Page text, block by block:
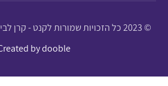
© 2023 כל הזכויות שמורות לקנט - קרן לביטוח נזקי טבע בחקלאות
by dooble